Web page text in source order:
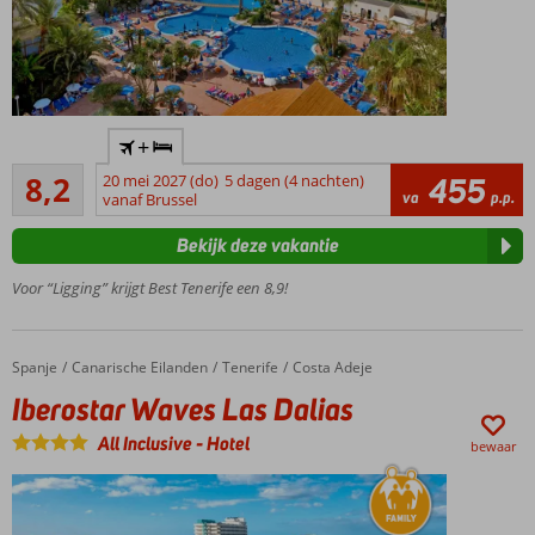
ook
mogelijk
Accommodatie met een
GSTC erkend
duurzaamheidscertificaat
Goed,
beter:
Tenerife!
tuin, prachtig
zandstrand
op
steenworp
afstand
Fantastische
8,2
Zeer goed
540
beoordelingen
+
20 mei 2027 (do) 5 dagen (4 nachten)
vanaf Brussel
va 455 p.p.
Voor “Ligging” krijgt Best Tenerife een 8,9!
Bekijk deze vakantie
Home
Spanje Canarische Eilanden Tenerife Costa Adeje
Iberostar Waves Las Dalias
Iberostar Waves Las Dalias
All Inclusive-Hotel bewaar